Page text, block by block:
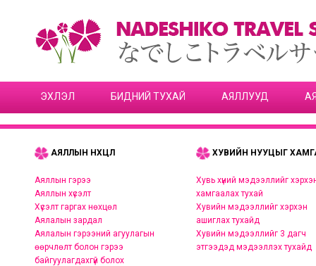
ЭХЛЭЛ БИДНИЙ ТУХАЙ АЯЛЛУУД
АЯЛЛЫН НӨХЦӨЛ
Аяллын гэрээ
Аяллын хүсэлт
Хүсэлт гаргах нөхцөл
Аялалын зардал
Аялалын гэрээний агуулагын
өөрчлөлт болон гэрээ
байгуулагдахгүй болох
ХУВИЙН НУУЦЫГ
Хувь хүний мэдээллийг
хамгаалах тухай
Хувийн мэдээллийг хэрхэн
ашиглах тухайд
Хувийн мэдээллийг 3 дагч
этгээдэд мэдээллэх тухайд